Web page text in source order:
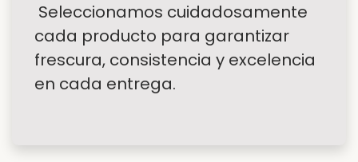
Seleccionamos cuidadosamente
cada producto para garantizar
frescura, consistencia y excelencia
en cada entrega.